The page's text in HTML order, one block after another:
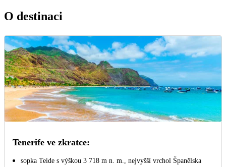
O destinaci
Tenerife ve zkratce:
sopka Teide s výškou 3 718 m n. m., nejvyšší vrchol Španělska